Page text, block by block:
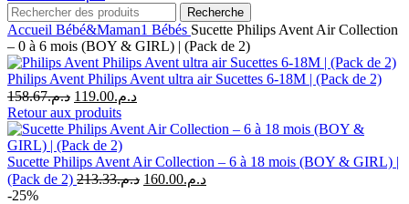
Recherche
Accueil Bébé&Maman1 Bébés Sucette Philips Avent Air Collection
– 0 à 6 mois (BOY & GIRL) | (Pack de 2)
Philips Avent Philips Avent ultra air Sucettes 6-18M | (Pack de 2)
د.م.158.67
Le
prix
initial
était :
د.م.158.67.
د.م.119.00
Le
actuel
د.م.119.00.
Retour aux produits
Sucette Philips Avent Air Collection – 6 à 18 mois (BOY & GIRL) |
(Pack de 2)
د.م.213.33
Le
د.م.160.00
Le
-25%